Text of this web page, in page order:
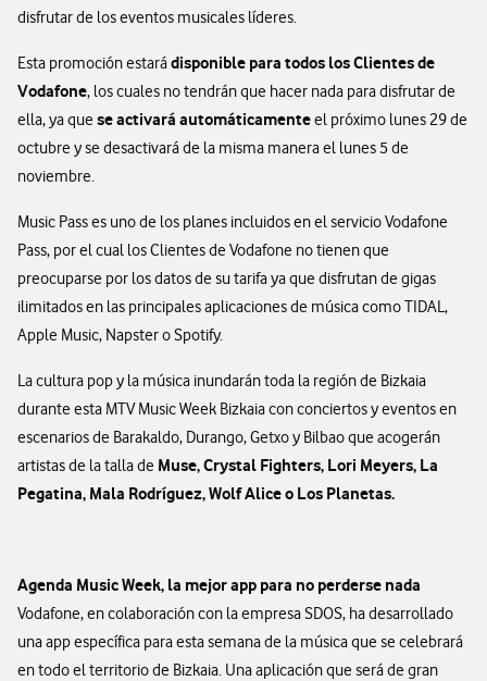
disfrutar de los eventos musicales líderes.
Esta promoción estarádisponible para todos los Clientes de
Vodafone, los cuales no tendrán que hacer nada para disfrutar de
ella, ya que se activará automáticamenteel próximo lunes 29 de
octubre y se desactivará de la misma manera el lunes 5 de
noviembre.
Music Pass es uno de los planes incluidos en el servicio Vodafone
Pass, por el cual los Clientes de Vodafone no tienen que
preocuparse por los datos de su tarifa ya que disfrutan de gigas
ilimitados en las principales aplicaciones de música como TIDAL,
Apple Music, Napster o Spotify.
La cultura pop y la música inundarán toda la región de Bizkaia
durante esta MTV Music Week Bizkaia con conciertos y eventos en
escenarios de Barakaldo, Durango, Getxo y Bilbao que acogerán
artistas de la talla de Muse, Crystal Fighters, Lori Meyers, La
Pegatina, Mala Rodríguez, Wolf Alice o Los Planetas.
Agenda Music Week, la mejor app para no perderse nada
Vodafone, en colaboración con la empresa SDOS, ha desarrollado
una app específica para esta semana de la música que se celebrará
en todo el territorio de Bizkaia. Una aplicación que será de gran